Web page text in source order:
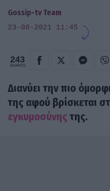
Gossip-tv Team
23-08-2021 11:45
243
SHARES
Διανύει την πιο
της αφού βρίσκεται
εγκυμοσύνηςτης.